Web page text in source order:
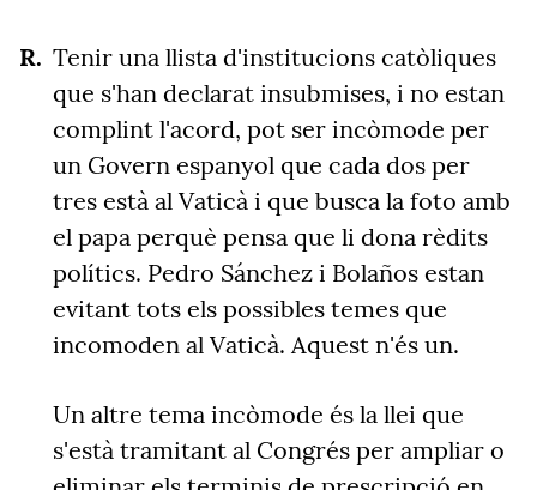
Tenir una llista d'institucions catòliques
que s'han declarat insubmises, i no estan
complint l'acord, pot ser incòmode per
un Govern espanyol que cada dos per
tres està al Vaticà i que busca la foto amb
el papa perquè pensa que li dona rèdits
polítics. Pedro Sánchez i Bolaños estan
evitant tots els possibles temes que
incomoden al Vaticà. Aquest n'és un.
Un altre tema incòmode és la llei que
s'està tramitant al Congrés per ampliar o